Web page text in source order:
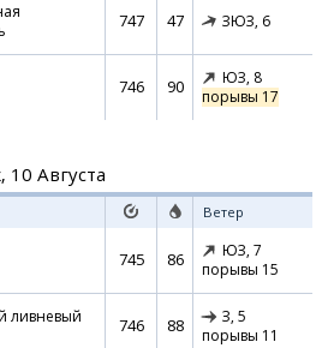
747 47 ЗЮЗ, 6
746 90 ЮЗ, 8
порывы 17
Августа
Ветер
745 86 ЮЗ, 7
порывы 15
ливневый
746 88 З, 5
порывы 11